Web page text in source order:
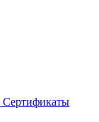
Сертификаты